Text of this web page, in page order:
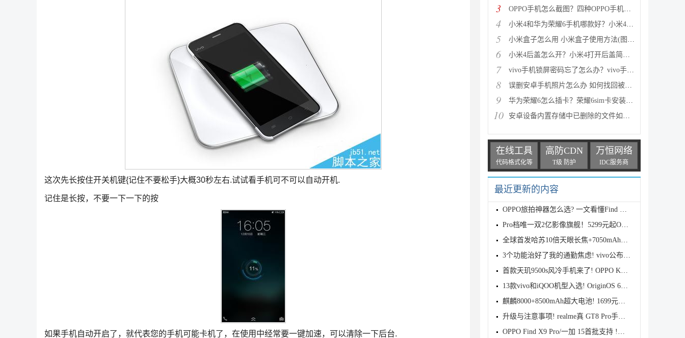
这次先长按住开关机键{记住不要松手}大概30秒左右.试试看手机可不可以自动开机.
记住是长按，不要一下一下的按
如果手机自动开启了，就代表您的手机可能卡机了，在使用中经常要一键加速，可以清除一下后台.
3 OPPO手机怎么截图？四种OPPO手机截屏方法介绍
4 小米4和华为荣耀6手机哪款好？小米4与荣耀6全方面区别
5 小米盒子怎么用 小米盒子使用方法(图文详解)
6 小米4后盖怎么开？小米4打开后盖简单方法
7 vivo手机锁屏密码忘了怎么办？vivo手机强制解锁的三种
8 误删安卓手机照片怎么办 如何找回被删的图片
9 华为荣耀6怎么插卡？荣耀6sim卡安装方法步骤图文详解
10 安卓设备内置存储中已删除的文件如何恢复
在线工具
代码格式化等
高防CDN
T级 防护
万恒网络
IDC服务商
最近更新的内容
OPPO旅拍神器怎么选? 一文看懂Find X9s Pro和Find X9
Pro档唯一双2亿影像旗舰！5299元起OPPO Find X9s Pro
全球首发哈苏10倍天眼长焦+7050mAh电池! 7499元起OPPO
3个功能治好了我的通勤焦虑! vivo公布OriginOS 6四月
首款天玑9500s风冷手机来了! OPPO K15 Pro系列正式发
13款vivo和iQOO机型入选! OriginOS 6新一轮公测开启招
麒麟8000+8500mAh超大电池! 1699元起华为畅享90 Pro M
升级与注意事项! realme真 GT8 Pro手机适配Android 17
OPPO Find X9 Pro/一加 15首批支持 !基于Android 17 B